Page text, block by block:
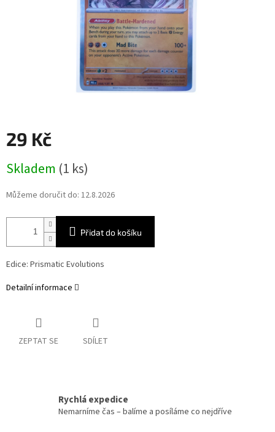
29 Kč
cena:
Skladem (1 ks)
Můžeme doručit do: 12.8.2026
Přidat do košíku
Edice: Prismatic Evolutions
Detailní informace
ZEPTAT SE SDÍLET
Rychlá expedice
Nemarníme čas – balíme a posíláme co nejdříve